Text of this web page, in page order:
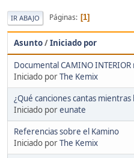
IR ABAJO Páginas 1
Asunto/Iniciado por
Documental CAMINO
Iniciado porThe Kemix
¿Qué canciones cantas
Iniciado poreunate
Referencias sobre el Kamino
Iniciado porThe Kemix